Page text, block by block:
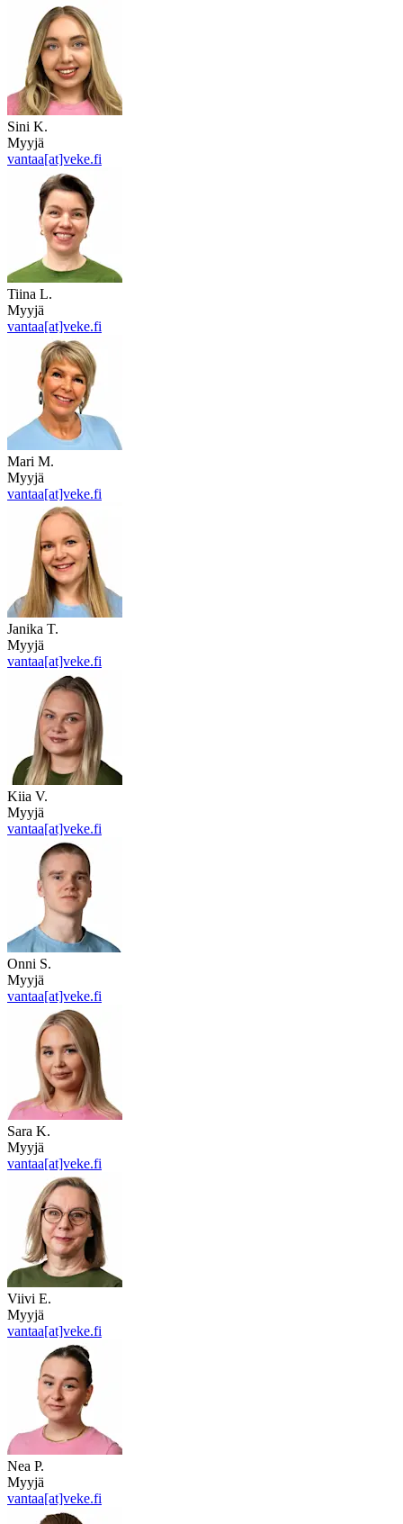
Sini K.
Myyjä
vantaa[at]veke.fi
Tiina L.
Myyjä
vantaa[at]veke.fi
Mari M.
Myyjä
vantaa[at]veke.fi
Janika T.
Myyjä
vantaa[at]veke.fi
Kiia V.
Myyjä
vantaa[at]veke.fi
Onni S.
Myyjä
vantaa[at]veke.fi
Sara K.
Myyjä
vantaa[at]veke.fi
Viivi E.
Myyjä
vantaa[at]veke.fi
Nea P.
Myyjä
vantaa[at]veke.fi